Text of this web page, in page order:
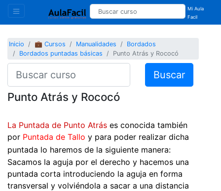
Mi Aula
Facil
Inicio 💼 Cursos Manualidades
Bordados
Bordados puntadas básicas
Punto Atrás y Rococó
Buscar
Punto Atrás y Rococó
La Puntada de Punto Atrás es conocida también
por Puntada de Tallo y para poder realizar dicha
puntada lo haremos de la siguiente manera:
Sacamos la aguja por el derecho y hacemos una
puntada corta introduciendo la aguja en forma
transversal y volviéndola a sacar a una distancia